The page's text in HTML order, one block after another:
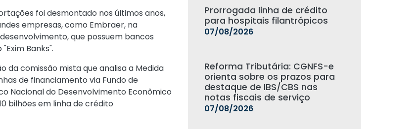
foi desmontado nos últimos anos,
empresas, como Embraer, na
que possuem bancos
Banks".
comissão mista que analisa a Medida
de financiamento via Fundo de
Nacional do Desenvolvimento Econômico
bilhões em linha de crédito
Prorrogada linha de crédito
para hospitais filantrópicos
07/08/2026
Reforma Tributária: CGNFS-e
orienta sobre os prazos para
destaque de IBS/CBS nas
notas fiscais de serviço
07/08/2026